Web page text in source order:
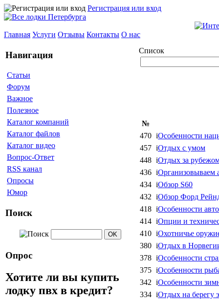
Регистрация или вход
Главная Услуги Отзывы Контакты О нас
Навигация
Статьи
Форум
Важное
Полезное
Каталог компаний
Каталог файлов
Каталог видео
Вопрос-Ответ
RSS канал
Опросы
Юмор
Поиск
Опрос
Хотите ли вы купить
лодку пвх в кредит?
Список
№
470 iОсобенности
457 iОтдых с умом
448 iОтдых за
436 iОрганизовываем
434 iОбзор S60
432 iОбзор Форд
418 iОсобенности
414 iОпции и
410 iОхотничье
380 iОтдых в
378 iОсобенности
375 iОсобенности
342 iОсобенности
334 iОтдых на берегу